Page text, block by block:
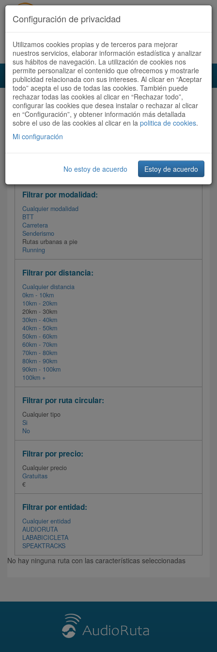
Acceder Registrate ahora Español | Català
Audioruta Todas las rutas
Todas las rutas Ordenar por:Más recientes
Filtrar las rutas
Filtrar por modalidad:
Cualquier modalidad
BTT
Carretera
Senderismo
Rutas urbanas a pie
Running
Filtrar por distancia:
Cualquier distancia
0km - 10km
10km - 20km
20km - 30km
30km - 40km
40km - 50km
50km - 60km
60km - 70km
70km - 80km
80km - 90km
90km - 100km
100km +
Filtrar por ruta circular:
Cualquier tipo
Si
No
Filtrar por precio:
Cualquier precio
Gratuitas
€
Filtrar por entidad:
Cualquier entidad
AUDIORUTA
LABABICICLETA
SPEAKTRACKS
No hay ninguna ruta con las características seleccionadas
Configuración de privacidad
Utilizamos cookies propias y de terceros para mejorar
nuestros servicios, elaborar información estadística y analizar
sus hábitos de navegación. La utilización de cookies nos
permite personalizar el contenido que ofrecemos y mostrarle
publicidad relacionada con sus intereses. Al clicar en “Aceptar
todo” acepta el uso de todas las cookies. También puede
rechazar todas las cookies al clicar en “Rechazar todo”,
configurar las cookies que desea instalar o rechazar al clicar
en “Configuración”, y obtener información más detallada
sobre el uso de las cookies al clicar en la politica de cookies.
Mi configuración
No estoy de acuerdo Estoy de acuerdo